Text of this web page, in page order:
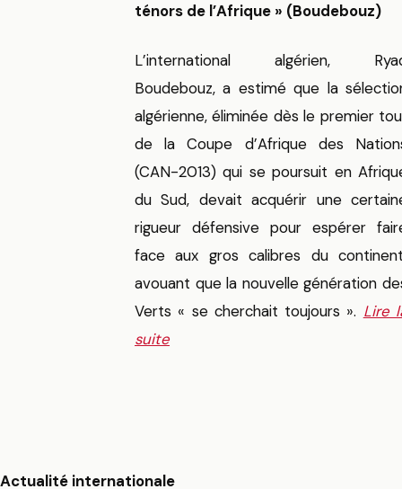
ténors de l’Afrique » (Boudebouz)
L’international algérien,
Boudebouz, a estimé que la
algérienne, éliminée dès le premier
de la Coupe d’Afrique des
(CAN-2013) qui se poursuit en
du Sud, devait acquérir une
rigueur défensive pour espérer
face aux gros calibres du
avouant que la nouvelle génération
Verts « se cherchait toujours ». Lire
suite
Actualité internationale